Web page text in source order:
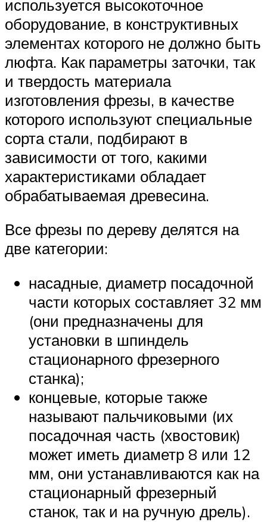
используется высокоточное
оборудование, в конструктивных
элементах которого не должно быть
люфта. Как параметры заточки, так
и твердость материала
изготовления фрезы, в качестве
которого используют специальные
сорта стали, подбирают в
зависимости от того, какими
характеристиками обладает
обрабатываемая древесина.
Все фрезы по дереву делятся на
две категории:
насадные, диаметр посадочной
части которых составляет 32 мм
(они предназначены для
установки в шпиндель
стационарного фрезерного
станка);
концевые, которые также
называют пальчиковыми (их
посадочная часть (хвостовик)
может иметь диаметр 8 или 12
мм, они устанавливаются как на
стационарный фрезерный
станок, так и на ручную дрель).